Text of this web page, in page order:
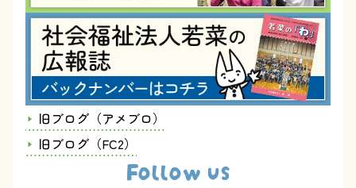
旧ブログ（アメブロ）
旧ブログ（FC2）
Follow us